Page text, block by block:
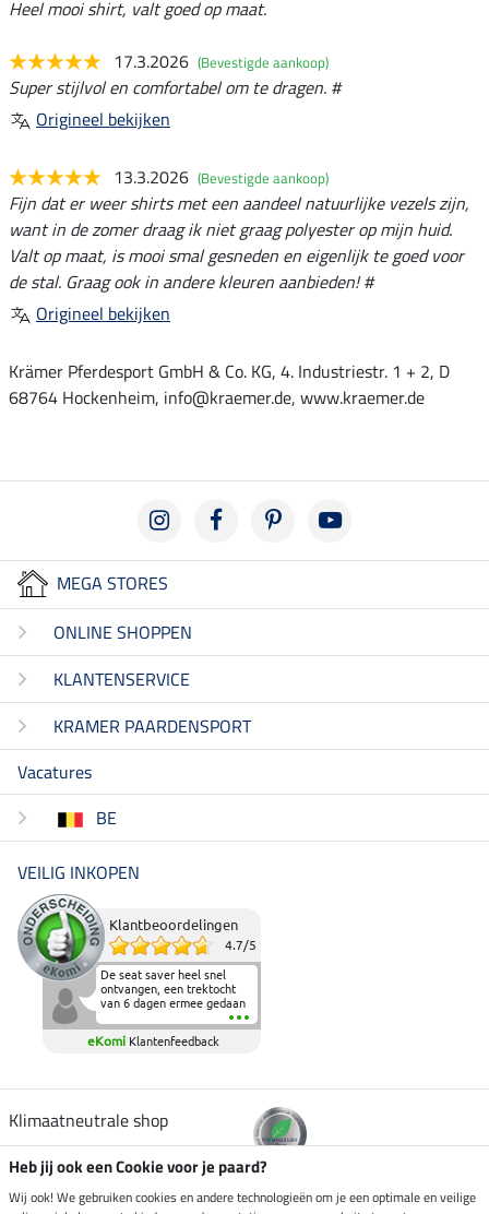
Heel mooi shirt, valt goed op maat.
17.3.2026 (Bevestigde aankoop)
Super stijlvol en comfortabel om te dragen. #
Origineel bekijken
13.3.2026 (Bevestigde aankoop)
Fijn dat er weer shirts met een aandeel natuurlijke vezels zijn,
want in de zomer draag ik niet graag polyester op mijn huid.
Valt op maat, is mooi smal gesneden en eigenlijk te goed voor
de stal. Graag ook in andere kleuren aanbieden! #
Origineel bekijken
Krämer Pferdesport GmbH & Co. KG, 4. Industriestr. 1 + 2, D
68764 Hockenheim, info@kraemer.de, www.kraemer.de
MEGA STORES
ONLINE SHOPPEN
KLANTENSERVICE
KRAMER PAARDENSPORT
Vacatures
BE
VEILIG INKOPEN
Klantbeoordelingen
4.7/5
De seat saver heel snel
ontvangen, een trektocht
van 6 dagen ermee gedaan
en deze heeft de beproeving
fantastisch doorstaan.
Heerlijk zacht om op te
elkaar in het zadel.
eKomi Klantenfeedback
Klimaatneutrale shop
Verzending per
Heb jij ook een Cookie voor je paard?
Wij ook! We gebruiken cookies en andere technologieën om je een optimale en veilige